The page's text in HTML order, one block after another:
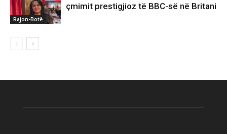
Rajon-Botë
çmimit prestigjioz të BBC-së në Britani